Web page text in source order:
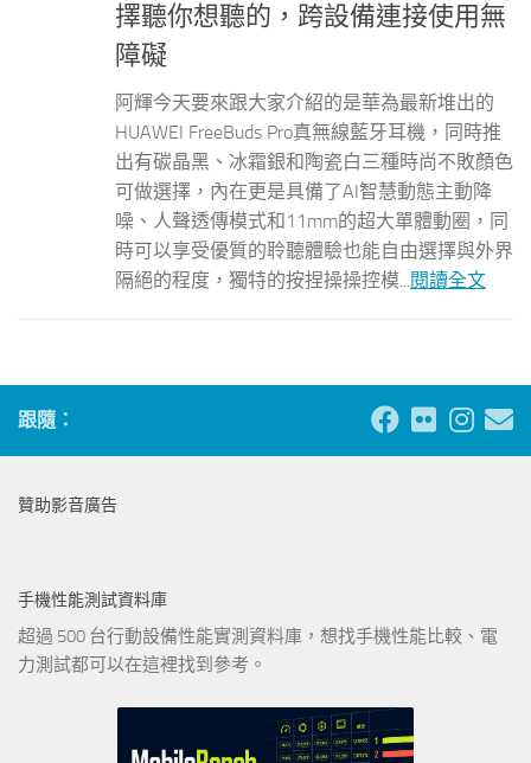
擇聽你想聽的，跨設備連接使用無
障礙
阿輝今天要來跟大家介紹的是華為最新堆出的
HUAWEI FreeBuds Pro真無線藍牙耳機，同時推
出有碳晶黑、冰霜銀和陶瓷白三種時尚不敗顏色
可做選擇，內在更是具備了AI智慧動態主動降
噪、人聲透傳模式和11mm的超大單體動圈，同
時可以享受優質的聆聽體驗也能自由選擇與外界
隔絕的程度，獨特的按捏操操控模...閱讀全文
跟隨：
贊助影音廣告
手機性能測試資料庫
超過 500 台行動設備性能實測資料庫，想找手機性能比較、電
力測試都可以在這裡找到參考。